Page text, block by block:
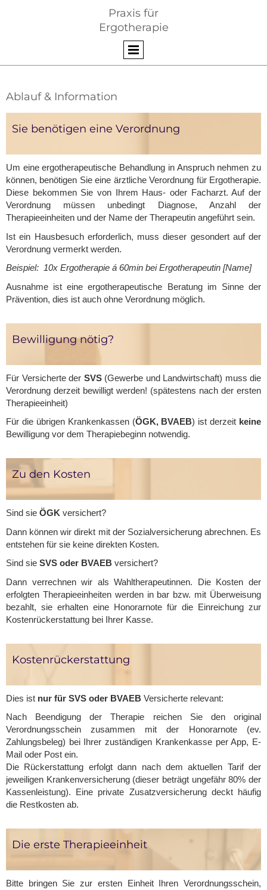
Praxis für
Ergotherapie
Ablauf & Information
Sie benötigen eine Verordnung
Um eine ergotherapeutische Behandlung in Anspruch nehmen zu
können, benötigen Sie eine ärztliche Verordnung für Ergotherapie.
Diese bekommen Sie von Ihrem Haus- oder Facharzt. Auf der
Verordnung müssen unbedingt Diagnose, Anzahl der
Therapieeinheiten und der Name der Therapeutin angeführt sein.
Ist ein Hausbesuch erforderlich, muss dieser gesondert auf der
Verordnung vermerkt werden.
Beispiel: 10x Ergotherapie á 60min bei Ergotherapeutin [Name]
Ausnahme ist eine ergotherapeutische Beratung im Sinne der
Prävention, dies ist auch ohne Verordnung möglich.
Bewilligung nötig?
Für Versicherte der SVS(Gewerbe und Landwirtschaft) muss die
Verordnung derzeit bewilligt werden! (spätestens nach der ersten
Therapieeinheit)
Für die übrigen Krankenkassen (ÖGK, BVAEB) ist derzeit keine
Bewilligung vor dem Therapiebeginn notwendig.
Zu den Kosten
Sind sie ÖGK versichert?
Dann können wir direkt mit der Sozialversicherung abrechnen. Es
entstehen für sie keine direkten Kosten.
Sind sie SVS oder BVAEB versichert?
Dann verrechnen wir als Wahltherapeutinnen. Die Kosten der
erfolgten Therapieeinheiten werden in bar bzw. mit Überweisung
bezahlt, sie erhalten eine Honorarnote für die Einreichung zur
Kostenrückerstattung bei Ihrer Kasse.
Kostenrückerstattung
Dies ist nur für SVS oder BVAEB Versicherte relevant:
Nach Beendigung der Therapie reichen Sie den original
Verordnungsschein zusammen mit der Honorarnote (ev.
Zahlungsbeleg) bei Ihrer zuständigen Krankenkasse per App, E-
Mail oder Post ein.
Die Rückerstattung erfolgt dann nach dem aktuellen Tarif der
jeweiligen Krankenversicherung (dieser beträgt ungefähr 80% der
Kassenleistung). Eine private Zusatzversicherung deckt häufig
die Restkosten ab.
Die erste Therapieeinheit
Bitte bringen Sie zur ersten Einheit Ihren Verordnungsschein,